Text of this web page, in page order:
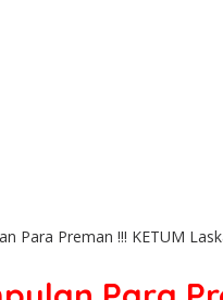
Para Preman !!! KETUM